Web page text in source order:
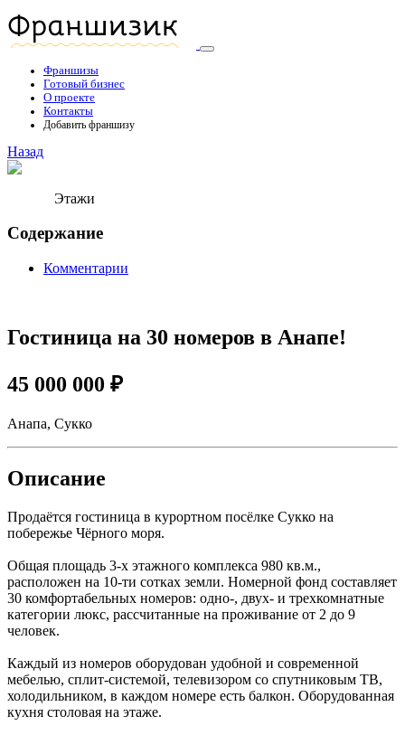
Франшизы
Готовый бизнес
О проекте
Контакты
Добавить франшизу
Назад
Этажи
Содержание
Комментарии
Гостиница на 30 номеров в Анапе!
45 000 000 ₽
Анапа, Сукко
Описание
Продаётся гостиница в курортном посёлке Сукко на
побережье Чёрного моря.
Общая площадь 3-х этажного комплекса 980 кв.м.,
расположен на 10-ти сотках земли. Номерной фонд составляет
30 комфортабельных номеров: одно-, двух- и трехкомнатные
категории люкс, рассчитанные на проживание от 2 до 9
человек.
Каждый из номеров оборудован удобной и современной
мебелью, сплит-системой, телевизором со спутниковым ТВ,
холодильником, в каждом номере есть балкон. Оборудованная
кухня столовая на этаже.